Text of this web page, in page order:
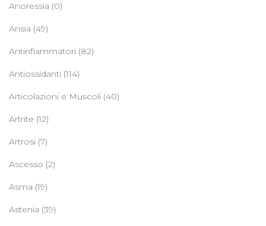
Anoressia (0)
Ansia (49)
Antinfiammatori (82)
Antiossidanti (114)
Articolazioni e Muscoli (40)
Artrite (12)
Artrosi (7)
Ascesso (2)
Asma (19)
Astenia (39)